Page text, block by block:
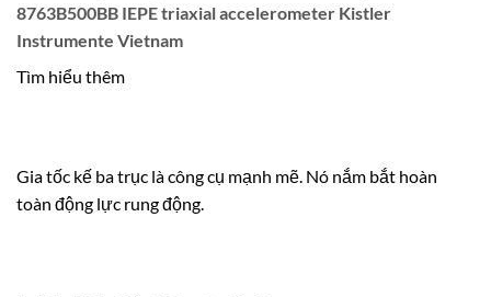
8763B500BB IEPE triaxial accelerometer Kistler
Instrumente Vietnam
Tìm hiểu thêm
Gia tốc kế ba trục là công cụ mạnh mẽ. Nó nắm bắt hoàn
toàn động lực rung động.